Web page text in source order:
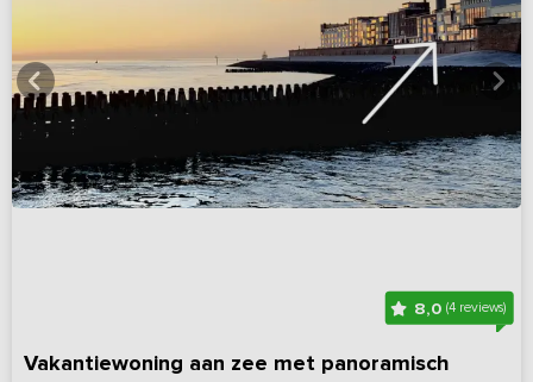
8,0(4 reviews)
Vakantiewoning aan zee met panoramisch